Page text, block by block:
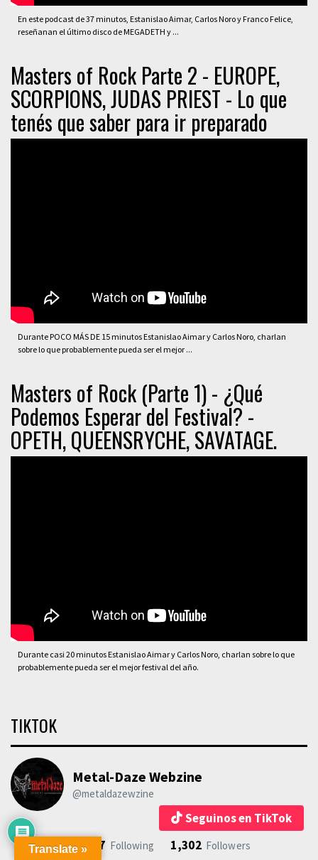
En este podcast de 37 minutos, Estanislao Aimar, Carlos Noro y Franco Felice,
reseñanan el último disco de MEGADETH y ...
Masters of Rock Parte 2 - EUROPE,
SCORPIONS, JUDAS PRIEST - Lo que
tenés que saber para ir preparado
Durante POCO MÁS DE 15 minutos Estanislao Aimar y Carlos Noro, charlan
sobre lo que probablemente pueda ser el mejor ...
Masters of Rock (Parte 1) - ¿Qué
Podemos Esperar del Festival? -
OPETH, QUEENSRYCHE, SAVATAGE.
Durante casi 20 minutos Estanislao Aimar y Carlos Noro, charlan sobre lo que
probablemente pueda ser el mejor festival del año.
TIKTOK
Metal-Daze Webzine
@metaldazewzine
Seguinos en TikTok
510 Videos 167 Following 1,302 Followers
Translate »